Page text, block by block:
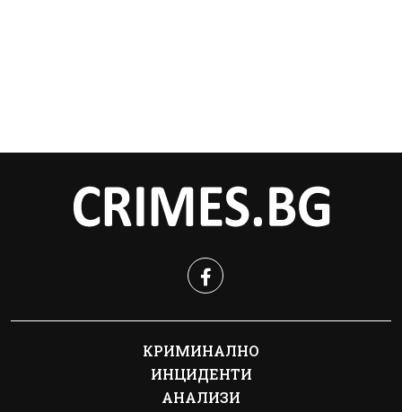
КРИМИНАЛНО
ИНЦИДЕНТИ
АНАЛИЗИ